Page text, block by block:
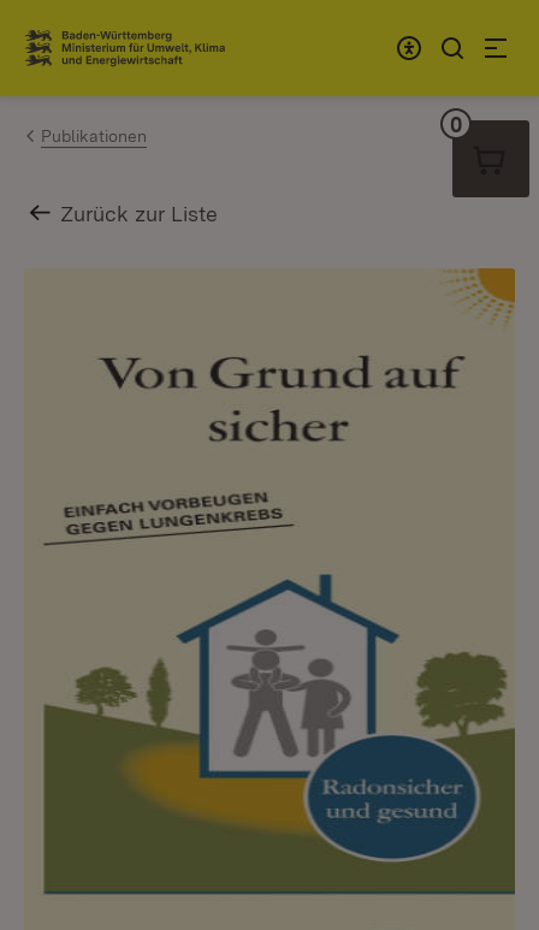
Zum Inhalt springen
Link zur Startseite
Publikationen
Zurück zur Liste
0